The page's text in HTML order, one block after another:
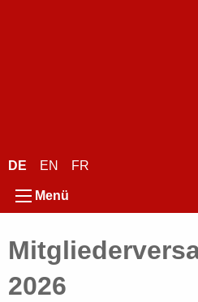
DE EN FR
2026
Menü